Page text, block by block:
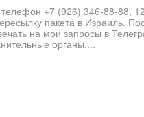
+7 (926) 346-88-88,
пакета в Израиль.
на мои запросы в
органы....